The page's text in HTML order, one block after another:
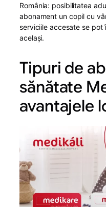
România: posibilitatea
abonament un copil cu
serviciile accesate se pot
același.
Tipuri de
sănătate
avantajele